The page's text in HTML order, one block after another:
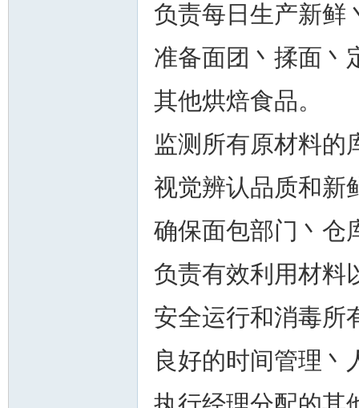
负责每日生产新鲜
准备面团丶揉面丶
其他烘焙食品。
监测所有原材料的
视觉辨认品质和新
确保面包部门丶仓
负责有效利用材料
安全运行和消毒所
良好的时间管理丶